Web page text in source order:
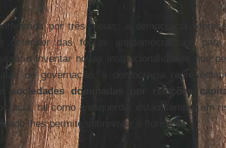
por três ideias: a democracia
defender das forças antidemocráticas;
inventar novas institucionalidades que
de governação, a democracia
sociedades dominadas por relações
tal como a esquerda, estão sempre em
lhes permite sobreviver e florescer.